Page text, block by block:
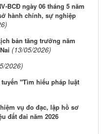
BCĐ ngày 06 tháng 5 năm
hành chính, sự nghiệp
bản tăng trưởng năm
(13/05/2026)
2026)
"Tìm hiểu pháp luật
vụ đo đạc, lập hồ sơ
đất đai năm 2026